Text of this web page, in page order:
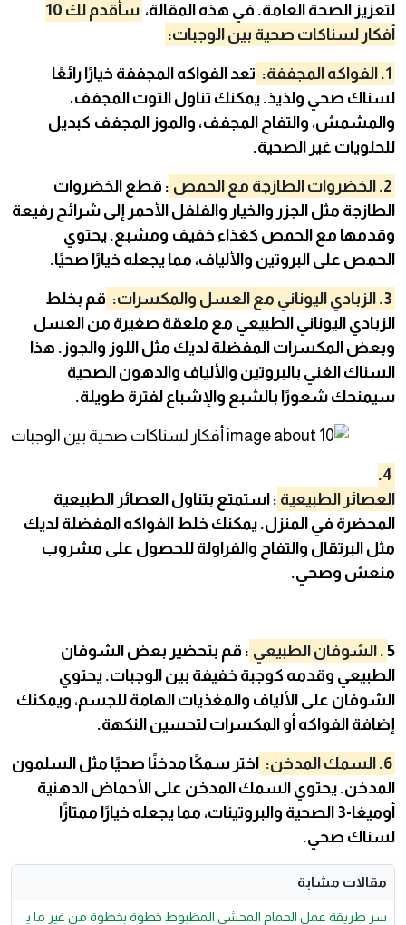
لتعزيز الصحة العامة. في هذه المقالة،
سأقدم لك 10
أفكار لسناكات صحية بين الوجبات:
1. الفواكه المجففة:
تعد الفواكه المجففة خيارًا رائعًا
لسناك صحي ولذيذ. يمكنك تناول التوت المجفف،
والمشمش، والتفاح المجفف، والموز المجفف كبديل
للحلويات غير الصحية.
2. الخضروات الطازجة مع الحمص
: قطع الخضروات
الطازجة مثل الجزر والخيار والفلفل الأحمر إلى شرائح رفيعة
وقدمها مع الحمص كغذاء خفيف ومشبع. يحتوي
الحمص على البروتين والألياف، مما يجعله خيارًا صحيًا.
3. الزبادي اليوناني مع العسل والمكسرات:
قم بخلط
الزبادي اليوناني الطبيعي مع ملعقة صغيرة من العسل
وبعض المكسرات المفضلة لديك مثل اللوز والجوز. هذا
السناك الغني بالبروتين والألياف والدهون الصحية
سيمنحك شعورًا بالشبع والإشباع لفترة طويلة.
4.
العصائر الطبيعية : استمتع بتناول العصائر الطبيعية
المحضرة في المنزل. يمكنك خلط الفواكه المفضلة لديك
مثل البرتقال والتفاح والفراولة للحصول على مشروب
منعش وصحي.
5 . الشوفان الطبيعي : قم بتحضير بعض الشوفان
الطبيعي وقدمه كوجبة خفيفة بين الوجبات. يحتوي
الشوفان على الألياف والمغذيات الهامة للجسم، ويمكنك
إضافة الفواكه أو المكسرات لتحسين النكهة.
6. السمك المدخن:
اختر سمكًا مدخنًا صحيًا مثل السلمون
المدخن. يحتوي السمك المدخن على الأحماض الدهنية
أوميغا-3 الصحية والبروتينات، مما يجعله خيارًا ممتازًا
لسناك صحي.
مقالات مشابة
سر طريقة عمل الحمام المحشي المظبوط خطوة بخطوة من غير ما ي